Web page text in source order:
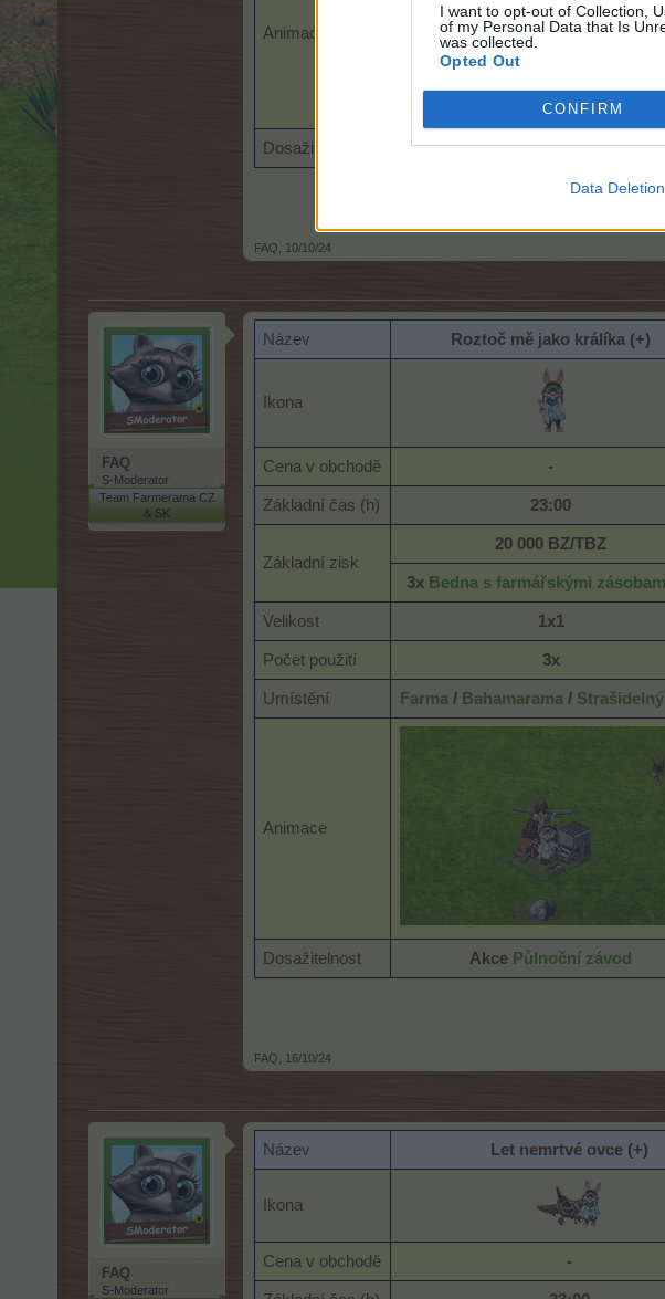
I want to opt-out of Collection,
of my Personal Data that Is
was collected.
Opted Out
CONFIRM
Data Deletion
Animace
Dosažitelnost Dárek pro sousedy:Podzim
FAQ 10/10/24
FAQ
S-Moderator
Team Farmerama CZ
& SK
Název Roztoč mě jako králíka (+)
Ikona
Cena v obchodě -
Základní čas (h) 23:00
Základní zisk
20 000 BZ/TBZ
3x Bedna s farmářskými zásobami
Velikost 1x1
Počet použití 3x
Umístění Farma/ Bahamarama/Strašidelný
Animace
Dosažitelnost Akce Půlnoční závod
FAQ 16/10/24
FAQ
S-Moderator
Název Let nemrtvé ovce (+)
Ikona
Cena v obchodě -